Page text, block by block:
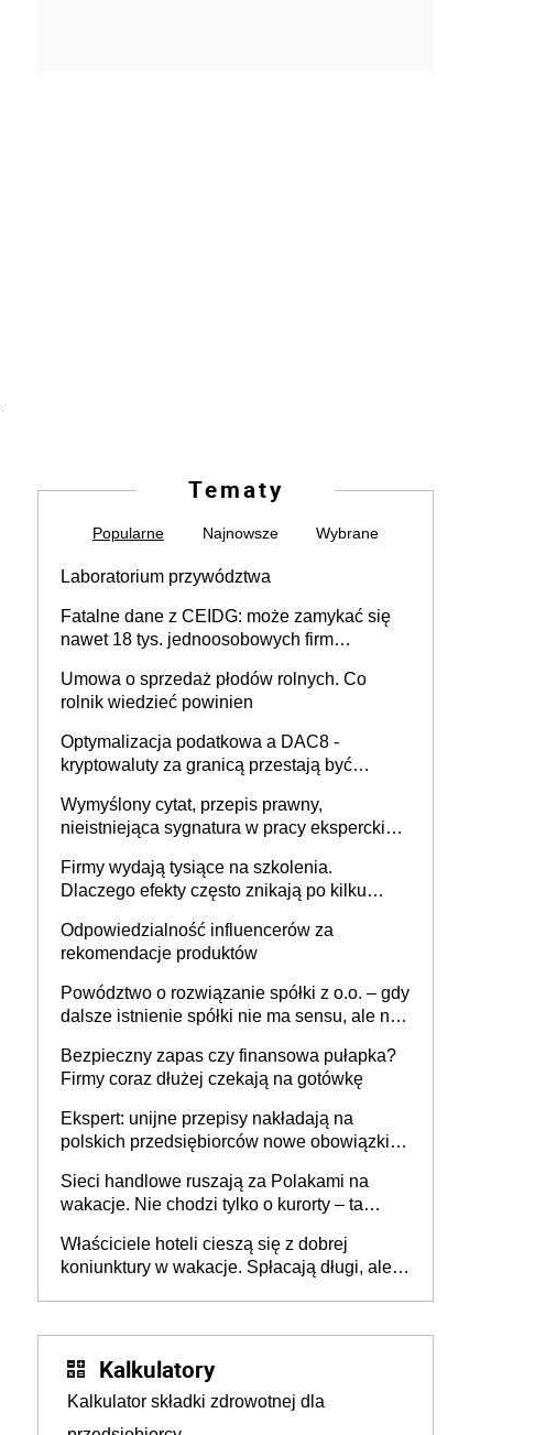
Tematy
Popularne Najnowsze Wybrane
Laboratorium przywództwa
Fatalne dane z CEIDG: może zamykać się
nawet 18 tys. jednoosobowych firm
Umowa o sprzedaż płodów rolnych. Co
rolnik wiedzieć powinien
Optymalizacja podatkowa a DAC8 -
kryptowaluty za granicą przestają być
Wymyślony cytat, przepis prawny,
nieistniejąca sygnatura w pracy eksperckiej -
firmie
Firmy wydają tysiące na szkolenia.
Dlaczego efekty często znikają po kilku
Odpowiedzialność influencerów za
rekomendacje produktów
Powództwo o rozwiązanie spółki z o.o. – gdy
dalsze istnienie spółki nie ma sensu, ale nie
Bezpieczny zapas czy finansowa pułapka?
Firmy coraz dłużej czekają na gotówkę
Ekspert: unijne przepisy nakładają na
polskich przedsiębiorców nowe obowiązki w
Sieci handlowe ruszają za Polakami na
wakacje. Nie chodzi tylko o kurorty – ta
tam, gdzie wielu spędzi urlop po cichu
Właściciele hoteli cieszą się z dobrej
koniunktury w wakacje. Spłacają długi, ale
Kalkulatory
Kalkulator składki zdrowotnej dla